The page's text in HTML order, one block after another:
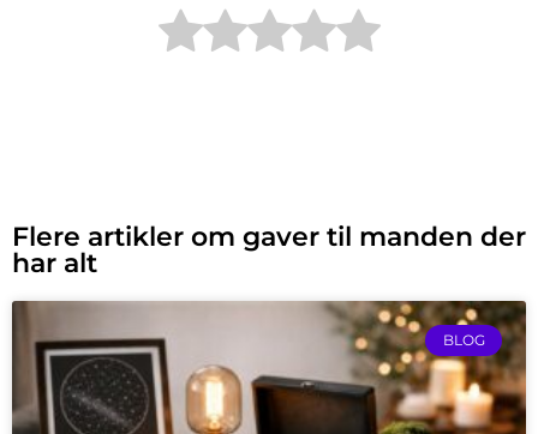
Flere artikler om gaver til manden der
har alt
BLOG